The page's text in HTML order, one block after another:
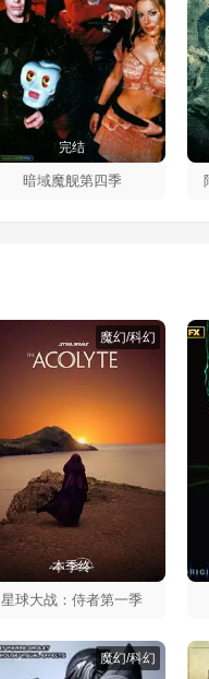
完结
暗域魔舰第四季
本季终
魔幻/科幻
星球大战：侍者第一季
魔幻/科幻